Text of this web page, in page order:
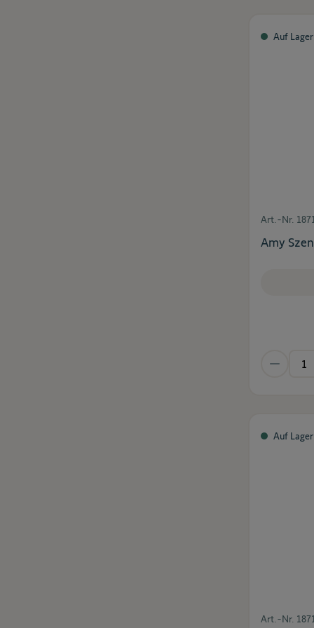
Auf Lager
Art.-Nr.
Amy
Auf Lager
Art.-Nr.